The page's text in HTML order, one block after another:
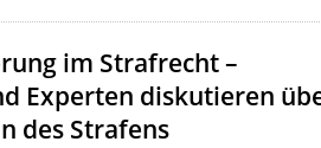
im Strafrecht –
Experten diskutieren
des Strafens